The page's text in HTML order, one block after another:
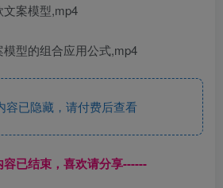
文案模型,mp4
型的组合应用公式,mp4
已隐藏，请付费后查看
已结束，喜欢请分享------